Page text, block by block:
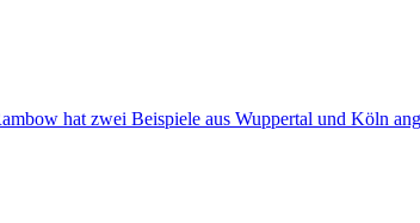
hat zwei Beispiele aus Wuppertal und Köln